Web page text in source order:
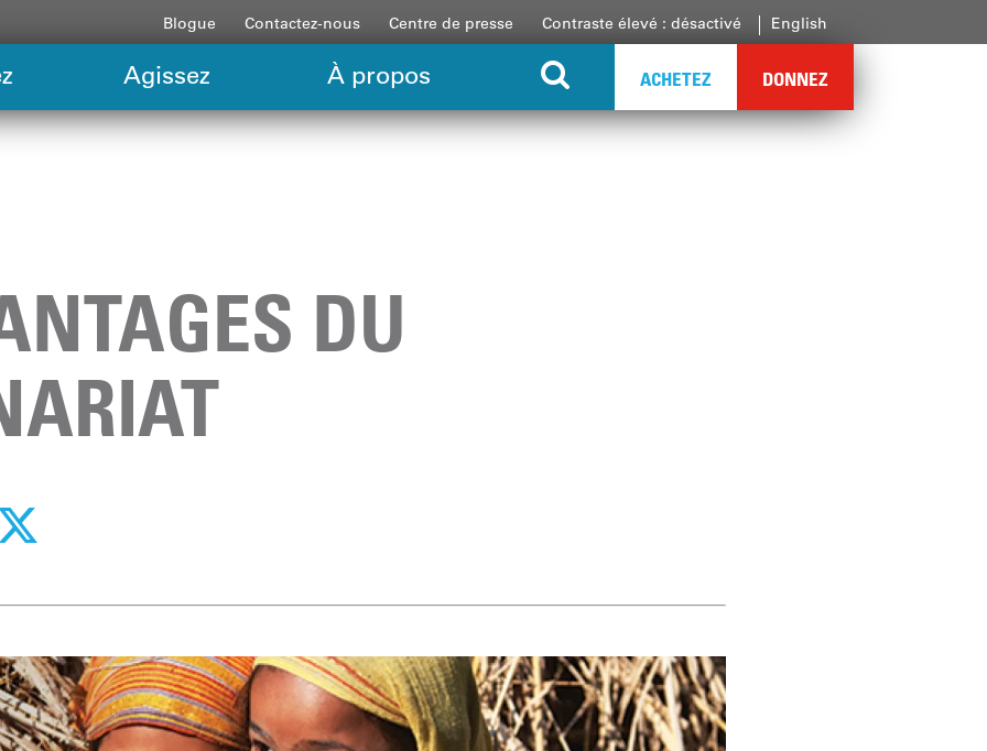
Blogue Contactez-nous Centre de presse Contraste élevé : désactivé English
Agissez À propos ACHETEZ DONNEZ
DU